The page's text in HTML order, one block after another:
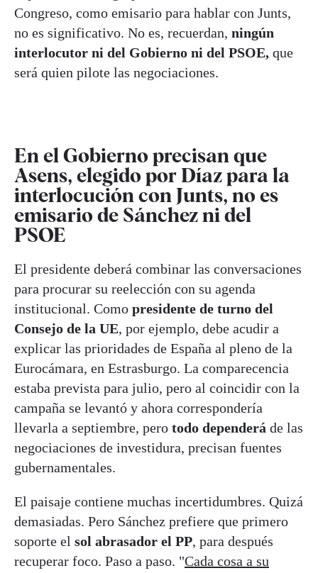
Congreso, como emisario para hablar con Junts,
no es significativo. No es, recuerdan, ningún
interlocutor ni del Gobierno ni del PSOE, que
será quien pilote las negociaciones.
En el Gobierno precisan que
Asens, elegido por Díaz para la
interlocución con Junts, no es
emisario de Sánchez ni del
PSOE
El presidente deberá combinar las conversaciones
para procurar su reelección con su agenda
institucional. Como presidente de turno del
Consejo de la UE, por ejemplo, debe acudir a
explicar las prioridades de España al pleno de la
Eurocámara, en Estrasburgo. La comparecencia
estaba prevista para julio, pero al coincidir con la
campaña se levantó y ahora correspondería
llevarla a septiembre, pero todo dependerá de las
negociaciones de investidura, precisan fuentes
gubernamentales.
El paisaje contiene muchas incertidumbres. Quizá
demasiadas. Pero Sánchez prefiere que primero
soporte el sol abrasador el PP, para después
recuperar foco. Paso a paso. "Cada cosa a su